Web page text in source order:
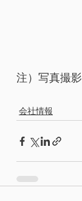
注）写真撮
会社情報